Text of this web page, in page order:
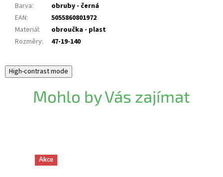
Barva:
obruby - černá
EAN:
5055860801972
Materiál:
obroučka - plast
Rozměry: 47-19-140
High-contrast mode
Mohlo by Vás zajímat
Akce